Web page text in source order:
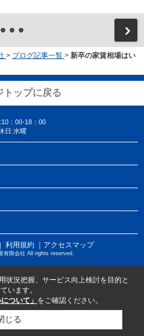
> ブログ記事一覧 > 新卒の家賃相場はい
トップに戻る
：00-18：00
日:水曜
利用規約 ｜アクセスマップ
有限会社 All rights reserved.
状況把握、サービス向上検討を目的と
います。
ついて」 をご確認ください。
じる